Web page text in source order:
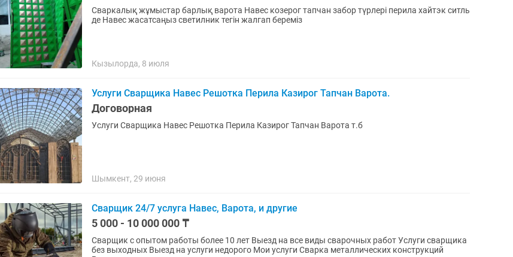
Сваркалық жұмыстар барлық варота Навес козерог тапчан забор түрлері перила хайтэк ситль
де Навес жасатсаңыз светилник тегін жалгап береміз
Кызылорда, 8 июля
Услуги Сварщика Навес Решотка Перила Казирог Тапчан Варота.
Договорная
Услуги Сварщика Навес Решотка Перила Казирог Тапчан Варота т.б
Шымкент, 29 июня
Сварщик 24/7 услуга Навес, Варота, и другие
5 000 - 10 000 000 ₸
Сварщик с опытом работы более 10 лет Выезд на все виды сварочных работ Услуги сварщика
без выходных Выезд на услуги недорого Мои услуги Сварка металлических конструкций